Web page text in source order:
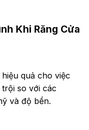
Khi Răng Cửa
quả cho việc
so với các
và độ bền.